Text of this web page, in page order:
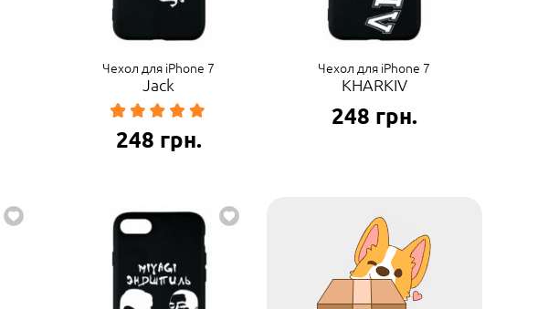
Чехол для iPhone 7
Jack
248 грн.
Чехол для iPhone 7
KHARKIV
248 грн.